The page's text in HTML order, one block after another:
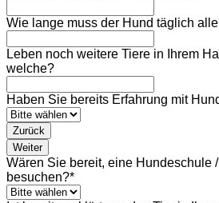
Wie lange muss der Hund täglich
Leben noch weitere Tiere in Ihrem
welche?
Haben Sie bereits Erfahrung mit
Zurück
Weiter
Wären Sie bereit, eine Hundeschule
besuchen?*